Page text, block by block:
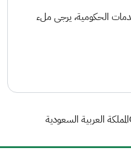
الحكومية، يرجى ملء
المملكة العربية السعودية